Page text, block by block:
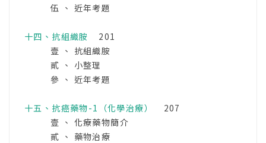
伍 、 近年考題
十四、抗組織胺
201
壹 、 抗組織胺
貳 、 小整理
參 、 近年考題
十五、抗癌藥物-1（化學治療）
207
壹 、 化療藥物簡介
貳 、 藥物治療